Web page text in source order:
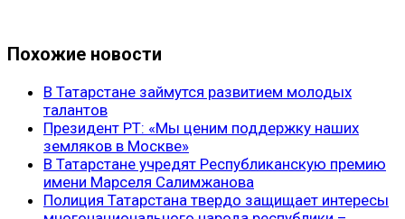
Похожие новости
В Татарстане займутся развитием молодых
талантов
Президент РТ: «Мы ценим поддержку наших
земляков в Москве»
В Татарстане учредят Республиканскую премию
имени Марселя Салимжанова
Полиция Татарстана твердо защищает интересы